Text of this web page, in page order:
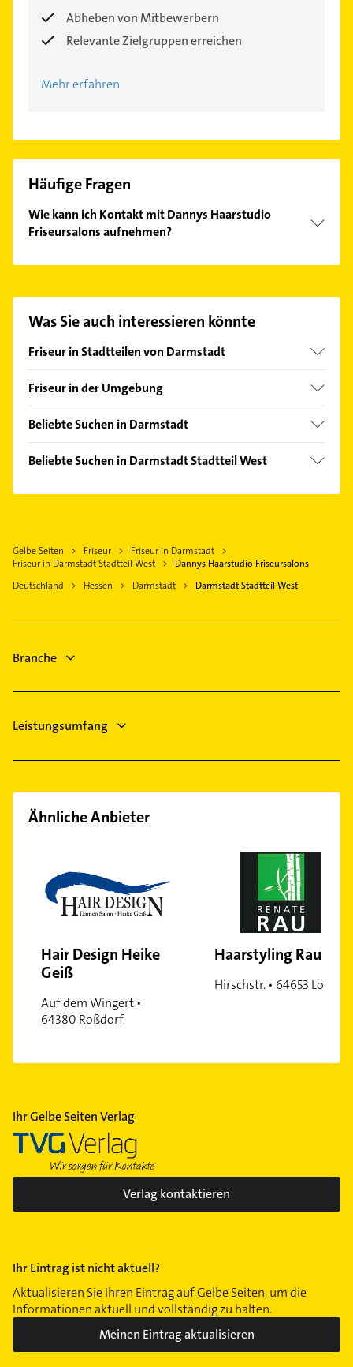
Abheben von Mitbewerbern
Relevante Zielgruppen erreichen
Mehr erfahren
Häufige Fragen
Wie kann ich Kontakt mit Dannys Haarstudio
Friseursalons aufnehmen?
Kontaktmöglichkeiten wie Adresse oder Mail in
finden Sie alleKontaktdaten.
Was Sie auch interessieren könnte
Friseur in Stadtteilen von Darmstadt
Arheilgen
Eberstadt
Mitte
Nord
Friseur in der Umgebung
Griesheim Hessen
Mühltal Hessen
Seeheim-Jugenheim
Riedstadt
Groß-Gerau
Beliebte Suchen in Darmstadt
Steuerberater
Dachdecker
Elektro Reparatur
Gartenbau & Landschaftsbau
Lüftungsanlagen
Heizungsbauer
Beliebte Suchen in Darmstadt Stadtteil West
Krankengymnastik
Steuerberater
Elektriker
Bestatter
Putzfrau
Gelbe Seiten Friseur
Friseur in Darmstadt
Friseur in Darmstadt Stadtteil West
Dannys Haarstudio Friseursalons
Deutschland
Hessen Darmstadt Darmstadt Stadtteil West
Branche
Leistungsumfang
Ähnliche Anbieter
Hair Design Heike
Geiß
Auf dem Wingert •
64380 Roßdorf
Haarstyling Rau
Hirschstr. • 64653 Lorsch
Ihr Gelbe Seiten Verlag
Verlag kontaktieren
Ihr Eintrag ist nicht aktuell?
Aktualisieren Sie Ihren Eintrag auf Gelbe Seiten, um die
Informationen aktuell und vollständig zu halten.
Meinen Eintrag aktualisieren